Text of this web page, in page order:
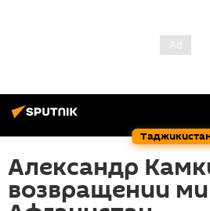
Александр
возвращении